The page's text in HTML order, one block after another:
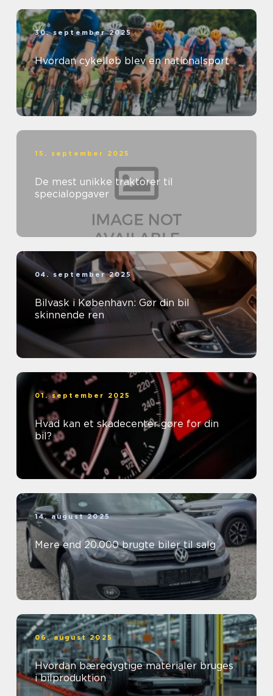
30. september 2025
Hvordan cykelløb blev en nationalsport
15. september 2025
De mest unikke traktorer til
specialopgaver
04. september 2025
Bilvask i København: Gør din bil
skinnende ren
01. september 2025
Hvad kan et skadecenter gøre for din
bil?
14. august 2025
Mere end 20.000 brugte biler til salg
06. august 2025
Hvordan bæredygtige materialer bruges
i bilproduktion